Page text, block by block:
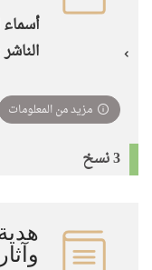
مزيد من المعلومات
3 نسخ